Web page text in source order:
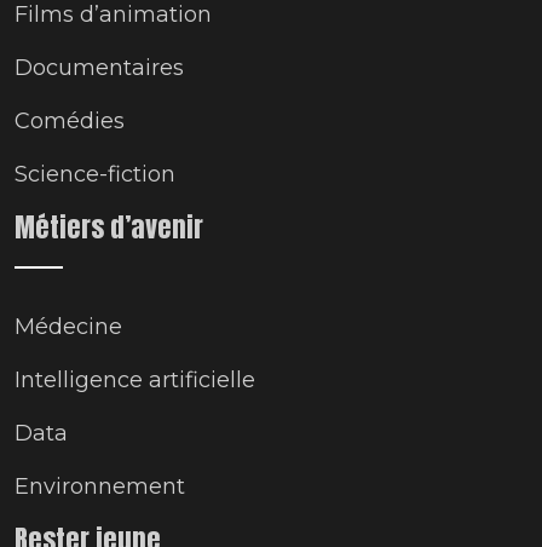
Films d’animation
Documentaires
Comédies
Science-fiction
Métiers d’avenir
Médecine
Intelligence artificielle
Data
Environnement